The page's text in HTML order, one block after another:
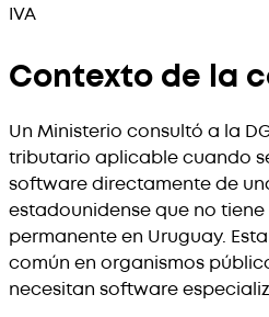
IVA
Contexto de la
Un Ministerio consultó a la
tributario aplicable cuando
software directamente de
estadounidense que no
permanente en Uruguay.
común en organismos
necesitan software